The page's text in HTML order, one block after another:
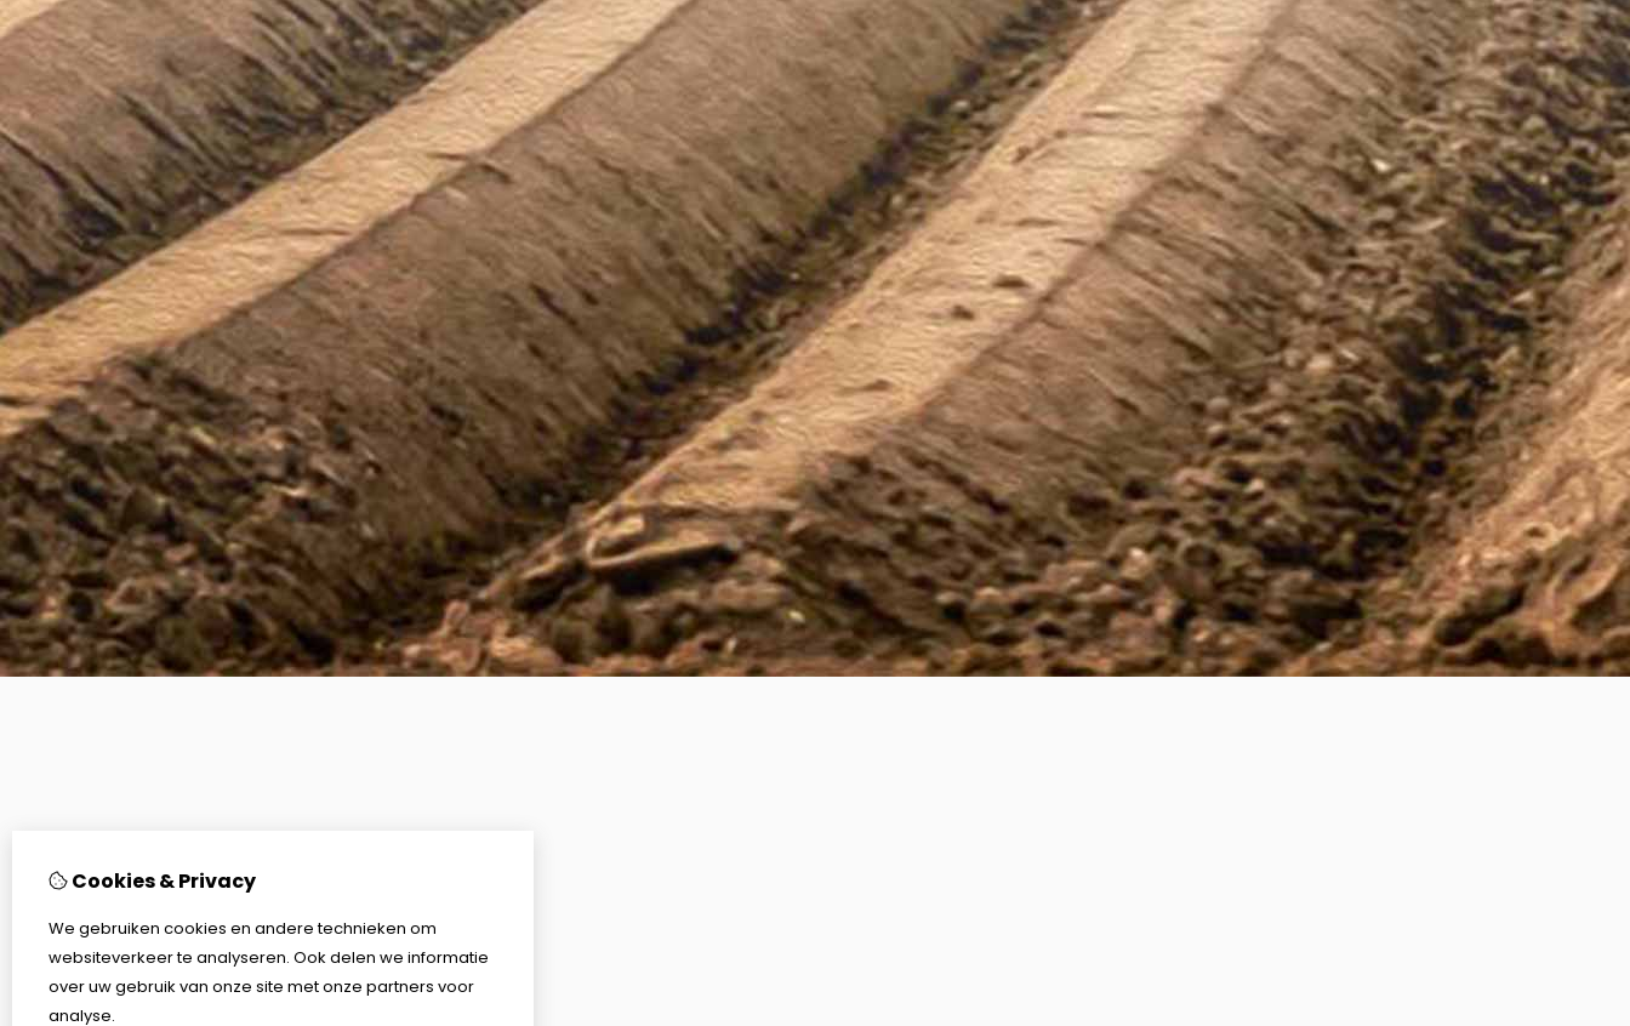
Cookies & Privacy
We gebruiken cookies en andere technieken om
websiteverkeer te analyseren. Ook delen we informatie
over uw gebruik van onze site met onze partners voor
analyse.